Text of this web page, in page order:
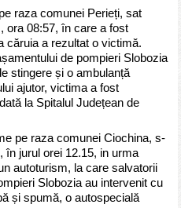
raza comunei Perieți, sat
ora 08:57, în care a fost
căruia a rezultat o victimă.
de pompieri Slobozia
stingere și o ambulanță
ajutor, victima a fost
la Spitalul Județean de
pe raza comunei Ciochina, s-
în jurul orei 12.15, in urma
autoturism, la care salvatorii
Slobozia au intervenit cu
și spumă, o autospecială